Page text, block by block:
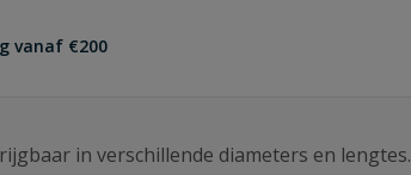
vanaf €200
in verschillende diameters en lengtes.